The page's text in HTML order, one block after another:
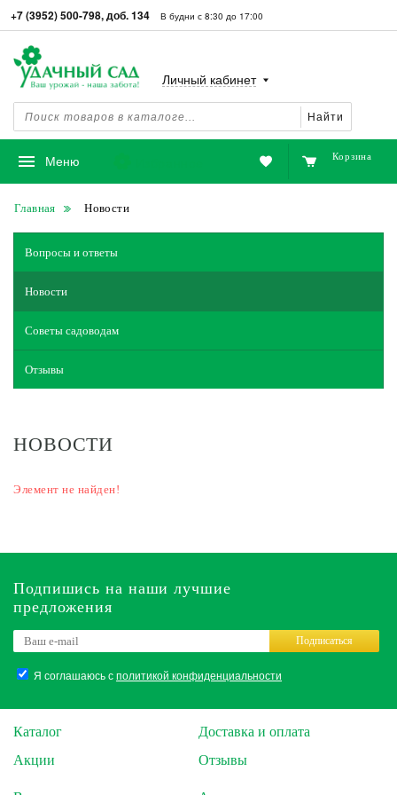
+7 (3952) 500-798, доб. 134 В будни с 8:30 до 17:00
Найти
Личный кабинет
Меню Корзина
Главная Новости
Вопросы и ответы
Новости
Советы садоводам
Отзывы
НОВОСТИ
Элемент не найден!
Подпишись на наши лучшие
предложения
Я соглашаюсь сполитикой конфиденциальности
Подписаться
Каталог
Акции
Доставка и оплата
Отзывы